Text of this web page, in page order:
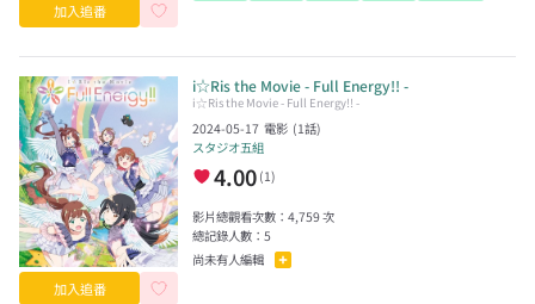
加入追番
加入追番
i☆Ris the Movie - Full Energy!! -
i☆Ris the Movie - Full Energy!! -
2024-05-17 電影 (1話)
スタジオ五組
4.00 (1)
影片總觀看次數：4,759次
總記錄人數：5
尚未有人編輯